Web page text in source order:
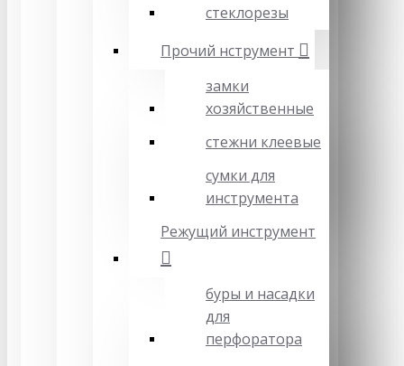
стеклорезы
Прочий нструмент
замки
хозяйственные
стежни клеевые
сумки для
инструмента
Режущий инструмент
буры и насадки
для
перфоратора